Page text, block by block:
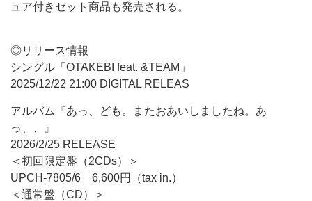
ュア付きセット商品も発売される。
◎リリース情報
シングル「OTAKEBI feat. &TEAM」
2025/12/22 21:00 DIGITAL RELEAS
アルバム『あっ、ども。またおあいしましたね。あ
っ、、』
2026/2/25 RELEASE
＜初回限定盤（2CDs）＞
UPCH-7805/6 6,600円（tax in.）
＜通常盤（CD）＞